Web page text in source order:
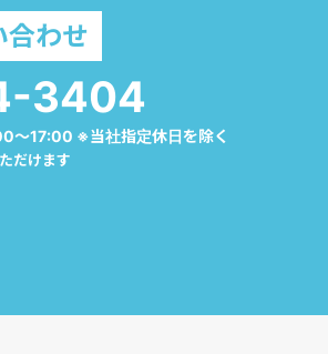
合わせ
3404
17:00 ※当社指定休日を除く
だけます